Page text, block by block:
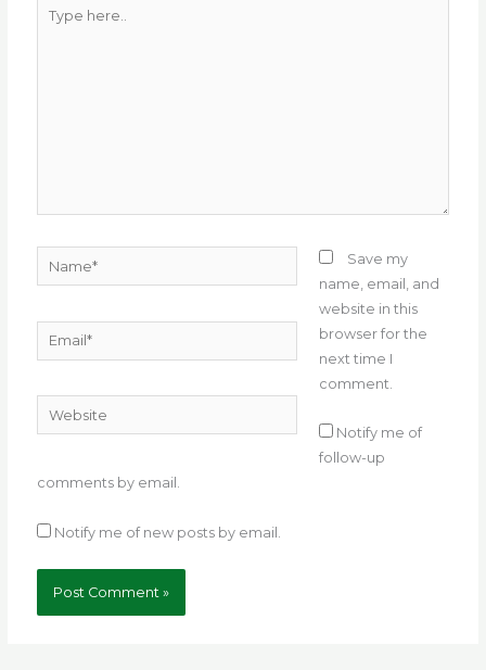
here..
Name*
Email*
Website
Save my
name, email, and
website in this
browser for the
next time I
comment.
Notify me of
follow-up
comments by email.
Notify me of new posts by email.